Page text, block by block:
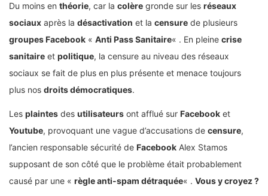
Du moins en théorie, car la colère gronde sur les réseaux
sociaux après la désactivation et la censure de plusieurs
groupes Facebook « Anti Pass Sanitaire« . En pleine crise
sanitaire et politique, la censure au niveau des réseaux
sociaux se fait de plus en plus présente et menace toujours
plus nos droits démocratiques.
Les plaintes des utilisateurs ont afflué sur Facebook et
Youtube, provoquant une vague d’accusations de censure,
l’ancien responsable sécurité de Facebook Alex Stamos
supposant de son côté que le problème était probablement
causé par une « règle anti-spam détraquée« . Vous y croyez ?